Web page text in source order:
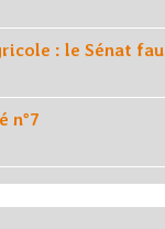
: le Sénat
n°7